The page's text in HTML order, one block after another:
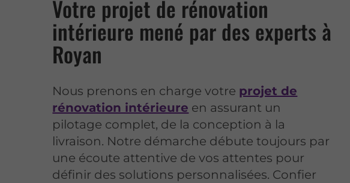
Votre projet de rénovation
intérieure mené par des experts à
Royan
Nous prenons en charge votre projet de
rénovation intérieure en assurant un
pilotage complet, de la conception à la
livraison. Notre démarche débute toujours par
une écoute attentive de vos attentes pour
définir des solutions personnalisées. Confier